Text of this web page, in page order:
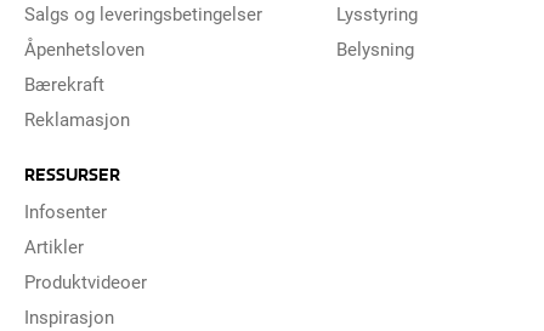
Salgs og leveringsbetingelser
Åpenhetsloven
Bærekraft
Reklamasjon
Lysstyring
Belysning
RESSURSER
Infosenter
Artikler
Produktvideoer
Inspirasjon